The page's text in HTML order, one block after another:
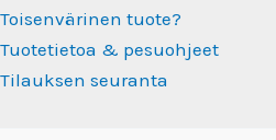
Toisenvärinen tuote?
Tuotetietoa & pesuohjeet
Tilauksen seuranta